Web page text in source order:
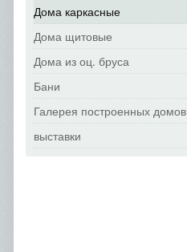
Дома каркасные
Дома щитовые
Дома из оц. бруса
Бани
Галерея построенных домов
выставки